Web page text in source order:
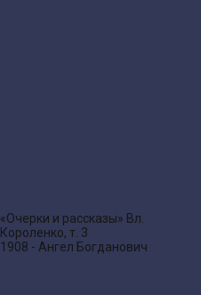
«Очерки и рассказы» Вл.
Короленко, т. 3
1908 - Ангел Богданович